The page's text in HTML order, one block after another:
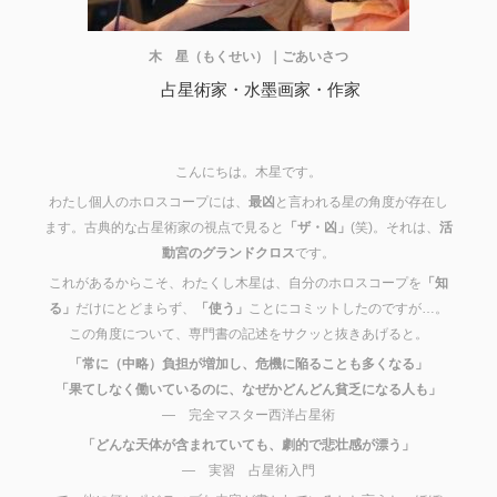
木 星（もくせい）｜ごあいさつ
占星術家・水墨画家・作家
こんにちは。木星です。
わたし個人のホロスコープには、 最凶 と言われる星の角度が存在し
ます。古典的な占星術家の視点で見ると
「ザ・凶」 (笑)。それは、 活
動宮のグランドクロスです。
これがあるからこそ、わたくし木星は、自分のホロスコープを 「知
る」 だけにとどまらず、 「使う」
ことにコミットしたのですが…。
この角度について、専門書の記述をサクッと抜きあげると。
「常に（中略）負担が増加し、危機に陥ることも多くなる」
「果てしなく働いているのに、なぜかどんどん貧乏になる人も」
― 完全マスター西洋占星術
「どんな天体が含まれていても、劇的で悲壮感が漂う」
― 実習 占星術入門